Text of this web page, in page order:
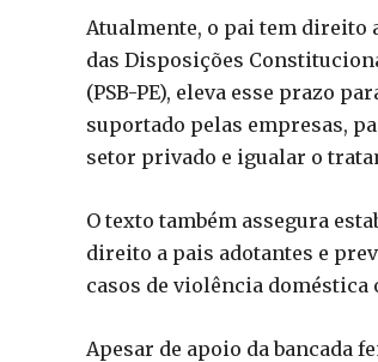
Atualmente, o pai tem direito
das Disposições
(PSB-PE), eleva esse prazo
suportado pelas empresas,
setor privado e igualar o
O texto também assegura
direito a pais adotantes e
casos de violência
Apesar de apoio da bancada